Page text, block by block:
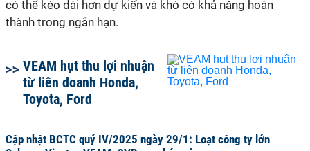
có thể kéo dài hơn dự kiến và khó có khả năng hoàn
thành trong ngắn hạn.
VEAM hụt thu lợi nhuận
từ liên doanh Honda,
Toyota, Ford
Cập nhật BCTC quý IV/2025 ngày 29/1: Loạt công ty lớn